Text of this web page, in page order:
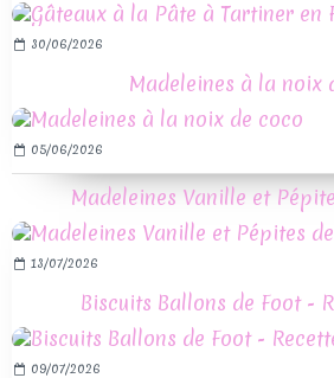
30/06/2026
Madeleines à la noix
05/06/2026
Madeleines Vanille et
13/07/2026
Biscuits Ballons de Foot -
09/07/2026